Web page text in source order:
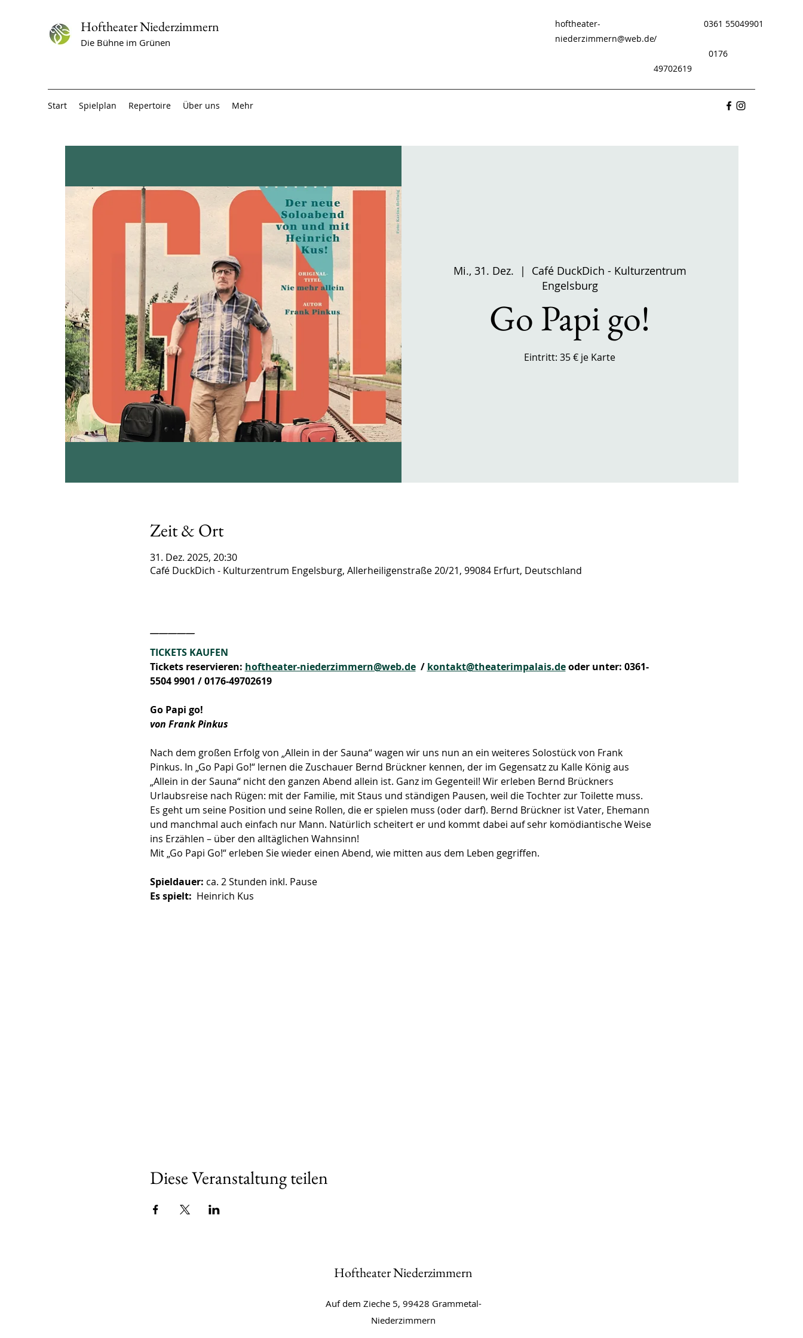
Hoftheater Niederzimmern
Die Bühne im Grünen
hoftheater-
niederzimmern@web.de
0361 55049901
/
0176
49702619
Start Spielplan Repertoire Über uns Mehr
Mi., 31. Dez.
  |
Café DuckDich - Kulturzentrum
Engelsburg
Go Papi go!
Eintritt: 35 € je Karte
Zeit & Ort
31. Dez. 2025, 20:30
Café DuckDich - Kulturzentrum Engelsburg, Allerheiligenstraße 20/21, 99084 Erfurt, Deutschland
TICKETS KAUFEN
Tickets reservieren: hoftheater-niederzimmern@web.de
  /
kontakt@theaterimpalais.de oder unter: 0361-
5504 9901 / 0176-49702619
Go Papi go!
von Frank Pinkus
Nach dem großen Erfolg von „Allein in der Sauna“ wagen wir uns nun an ein weiteres Solostück von Frank
Pinkus. In „Go Papi Go!“ lernen die Zuschauer Bernd Brückner kennen, der im Gegensatz zu Kalle König aus
„Allein in der Sauna“ nicht den ganzen Abend allein ist. Ganz im Gegenteil! Wir erleben Bernd Brückners
Urlaubsreise nach Rügen: mit der Familie, mit Staus und ständigen Pausen, weil die Tochter zur Toilette muss.
Es geht um seine Position und seine Rollen, die er spielen muss (oder darf). Bernd Brückner ist Vater, Ehemann
und manchmal auch einfach nur Mann. Natürlich scheitert er und kommt dabei auf sehr komödiantische Weise
ins Erzählen – über den alltäglichen Wahnsinn!
Mit „Go Papi Go!“ erleben Sie wieder einen Abend, wie mitten aus dem Leben gegriffen.
Spieldauer: ca. 2 Stunden inkl. Pause
Es spielt: Heinrich Kus
Diese Veranstaltung teilen
Hoftheater Niederzimmern
Auf dem Zieche 5, 99428 Grammetal-
Niederzimmern